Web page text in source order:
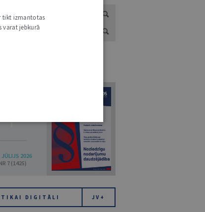
7
JŪLIJS 2026
7 (1425)
TIKAI DIGITĀLI JV+
tikt izmantotas
varat jebkurā